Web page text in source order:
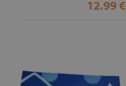
12.99 €